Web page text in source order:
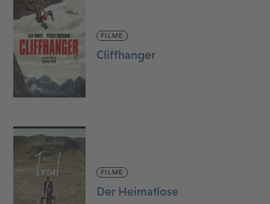
FILME
Cliffhanger
FILME
Der Heimatlose